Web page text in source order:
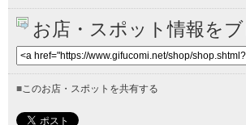
お店・スポット情報を
■このお店・スポットを共有する